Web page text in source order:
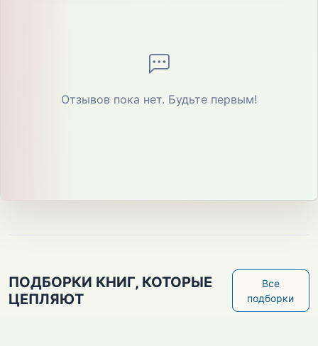
Отзывов пока нет. Будьте первым!
ПОДБОРКИ КНИГ, КОТОРЫЕ
ЦЕПЛЯЮТ
Все
подборки